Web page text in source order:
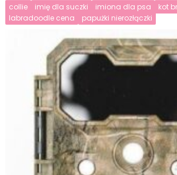
collie imię dla suczki imiona dla psa
kot
labradoodle cena
papużki nierozłączki